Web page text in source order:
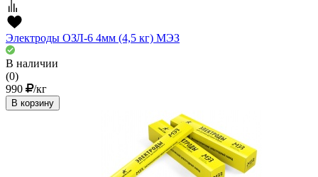
Электроды ОЗЛ-6 4мм (4,5 кг) МЭЗ
В наличии
(0)
990
/кг
В корзину